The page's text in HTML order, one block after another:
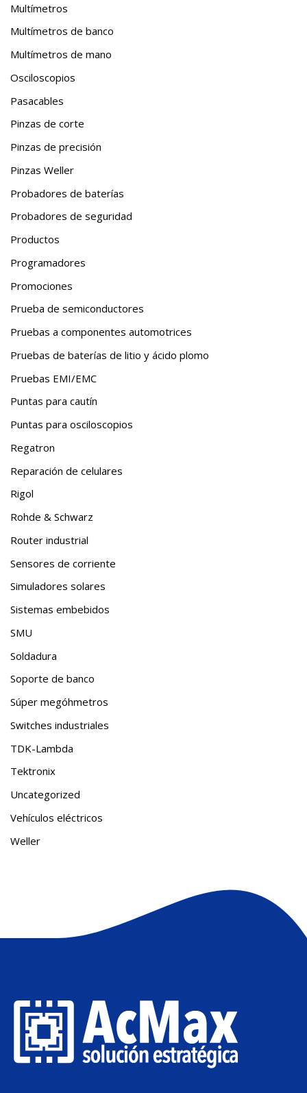
Multímetros
Multímetros de banco
Multímetros de mano
Osciloscopios
Pasacables
Pinzas de corte
Pinzas de precisión
Pinzas Weller
Probadores de baterías
Probadores de seguridad
Productos
Programadores
Promociones
Prueba de semiconductores
Pruebas a componentes automotrices
Pruebas de baterías de litio y ácido plomo
Pruebas EMI/EMC
Puntas para cautín
Puntas para osciloscopios
Regatron
Reparación de celulares
Rigol
Rohde & Schwarz
Router industrial
Sensores de corriente
Simuladores solares
Sistemas embebidos
SMU
Soldadura
Soporte de banco
Súper megóhmetros
Switches industriales
TDK-Lambda
Tektronix
Uncategorized
Vehículos eléctricos
Weller